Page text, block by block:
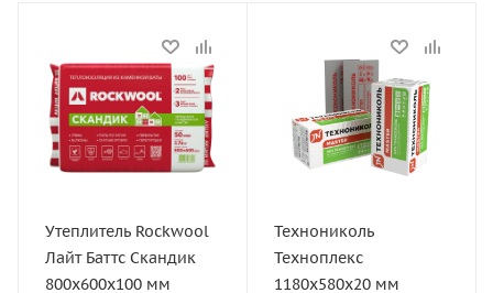
Статус
В наличии
Длина, мм
800 мм
Тип
Минеральная вата
Утеплитель Rockwool
Лайт Баттс Скандик
800х600х100 мм
В наличии
Длина, мм
1200 мм
Технониколь
Техноплекс
1180х580х20 мм